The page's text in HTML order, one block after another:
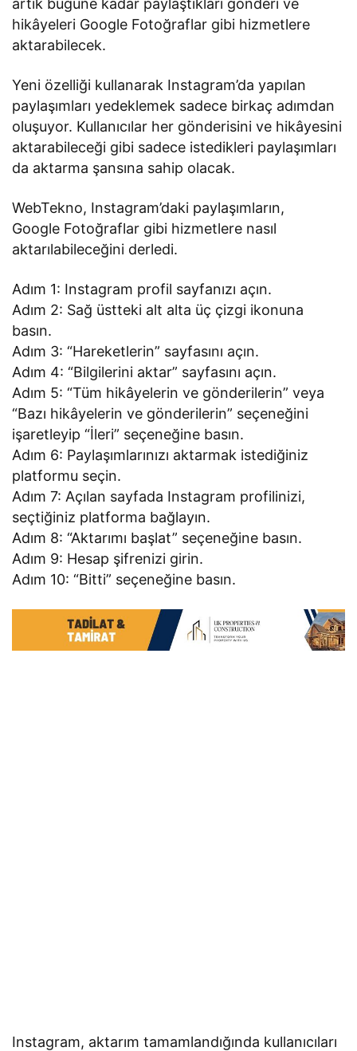
artık bugüne kadar paylaştıkları gönderi ve
hikâyeleri Google Fotoğraflar gibi hizmetlere
aktarabilecek.
Yeni özelliği kullanarak Instagram’da yapılan
paylaşımları yedeklemek sadece birkaç adımdan
oluşuyor. Kullanıcılar her gönderisini ve hikâyesini
aktarabileceği gibi sadece istedikleri paylaşımları
da aktarma şansına sahip olacak.
WebTekno, Instagram’daki paylaşımların,
Google Fotoğraflar gibi hizmetlere nasıl
aktarılabileceğini derledi.
Adım 1: Instagram profil sayfanızı açın.
Adım 2: Sağ üstteki alt alta üç çizgi ikonuna
basın.
Adım 3: “Hareketlerin” sayfasını açın.
Adım 4: “Bilgilerini aktar” sayfasını açın.
Adım 5: “Tüm hikâyelerin ve gönderilerin” veya
“Bazı hikâyelerin ve gönderilerin” seçeneğini
işaretleyip “İleri” seçeneğine basın.
Adım 6: Paylaşımlarınızı aktarmak istediğiniz
platformu seçin.
Adım 7: Açılan sayfada Instagram profilinizi,
seçtiğiniz platforma bağlayın.
Adım 8: “Aktarımı başlat” seçeneğine basın.
Adım 9: Hesap şifrenizi girin.
Adım 10: “Bitti” seçeneğine basın.
Instagram, aktarım tamamlandığında kullanıcıları